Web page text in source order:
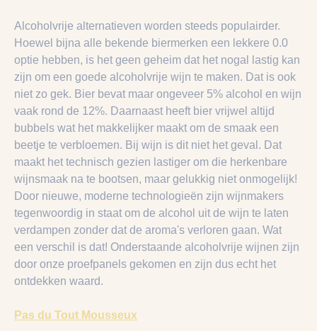
Alcoholvrije alternatieven worden steeds populairder.
Hoewel bijna alle bekende biermerken een lekkere 0.0
optie hebben, is het geen geheim dat het nogal lastig kan
zijn om een goede alcoholvrije wijn te maken. Dat is ook
niet zo gek. Bier bevat maar ongeveer 5% alcohol en wijn
vaak rond de 12%. Daarnaast heeft bier vrijwel altijd
bubbels wat het makkelijker maakt om de smaak een
beetje te verbloemen. Bij wijn is dit niet het geval. Dat
maakt het technisch gezien lastiger om die herkenbare
wijnsmaak na te bootsen, maar gelukkig niet onmogelijk!
Door nieuwe, moderne technologieën zijn wijnmakers
tegenwoordig in staat om de alcohol uit de wijn te laten
verdampen zonder dat de aroma's verloren gaan. Wat
een verschil is dat! Onderstaande alcoholvrije wijnen zijn
door onze proefpanels gekomen en zijn dus echt het
ontdekken waard.
Pas du Tout Mousseux